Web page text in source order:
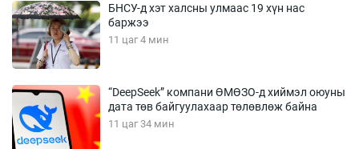
БНСУ-д хэт халсны улмаас 19 хүн нас
баржээ
11 цаг 4 мин
“DeepSeek” компани ӨМӨЗО-д хиймэл оюуны
дата төв байгуулахаар төлөвлөж байна
11 цаг 34 мин